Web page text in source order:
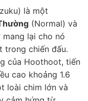
là một
(Normal) và
lại cho nó
trong chiến đấu.
của Hoothoot, tiến
cao khoảng 1.6
loài chim lớn và